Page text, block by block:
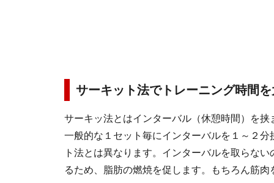
サーキット法でトレーニング時間
サーキッ法とはインターバル（休憩時間）を
一般的な１セット毎にインターバルを１～２
ト法とは異なります。インターバルを取らな
るため、脂肪の燃焼を促します。もちろん筋